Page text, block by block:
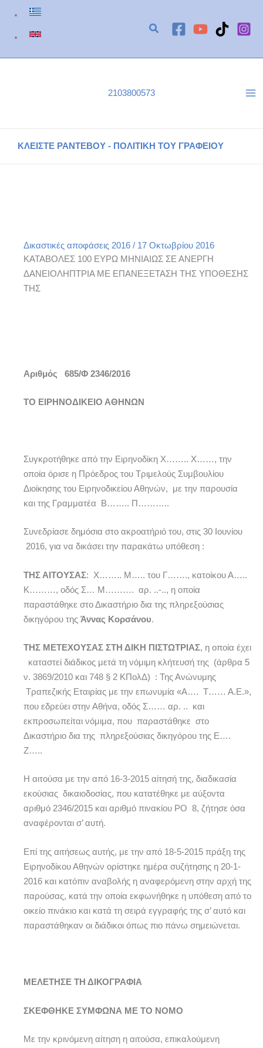
Μετάβαση
περιεχόμενο
2103800573
ΚΛΕΙΣΤΕ ΡΑΝΤΕΒΟΥ - ΠΟΛΙΤΙΚΗ ΤΟΥ ΓΡΑΦΕΙΟΥ
Δικαστικές αποφάσεις 2016 / 17 Οκτωβρίου 2016
ΚΑΤΑΒΟΛΕΣ 100 ΕΥΡΩ ΜΗΝΙΑΙΩΣ ΣΕ ΑΝΕΡΓΗ
ΔΑΝΕΙΟΛΗΠΤΡΙΑ ΜΕ ΕΠΑΝΕΞΕΤΑΣΗ ΤΗΣ ΥΠΟΘΕΣΗΣ
ΤΗΣ
Αριθμός 685/Φ 2346/2016
ΤΟ ΕΙΡΗΝΟΔΙΚΕΙΟ ΑΘΗΝΩΝ
Συγκροτήθηκε από την Ειρηνοδίκη Χ…….. Χ……, την
οποία όρισε η Πρόεδρος του Τριμελούς Συμβουλίου
Διοίκησης του Ειρηνοδικείου Αθηνών, με την παρουσία
και της Γραμματέα Β…….. Π………..
Συνεδρίασε δημόσια στο ακροατήριό του, στις 30 Ιουνίου
2016, για να δικάσει την παρακάτω υπόθεση :
ΤΗΣ ΑΙΤΟΥΣΑΣ: X…….. Μ….. του Γ……., κατοίκου Α…..
Κ………, οδός Σ… Μ………. αρ. ..-.., η οποία
παραστάθηκε στο Δικαστήριο δια της πληρεξούσιας
δικηγόρου της Άννας Κορσάνου.
ΤΗΣ ΜΕΤΕΧΟΥΣΑΣ ΣΤΗ ΔΙΚΗ ΠΙΣΤΩΤΡΙΑΣ, η οποία έχει
καταστεί διάδικος μετά τη νόμιμη κλήτευσή της (άρθρα 5
ν. 3869/2010 και 748 § 2 ΚΠολΔ) : Της Ανώνυμης
Τραπεζικής Εταιρίας με την επωνυμία «Α…. Τ…… Α.Ε.»,
που εδρεύει στην Αθήνα, οδός Σ…… αρ. .. και
εκπροσωπείται νόμιμα, που παραστάθηκε στο
Δικαστήριο δια της πληρεξούσιας δικηγόρου της Ε….
Ζ…..
Η αιτούσα με την από 16-3-2015 αίτησή της, διαδικασία
εκούσιας δικαιοδοσίας, που κατατέθηκε με αύξοντα
αριθμό 2346/2015 και αριθμό πινακίου ΡΟ 8, ζήτησε όσα
αναφέρονται σ’ αυτή.
Επί της αιτήσεως αυτής, με την από 18-5-2015 πράξη της
Ειρηνοδίκου Αθηνών ορίστηκε ημέρα συζήτησης η 20-1-
2016 και κατόπιν αναβολής η αναφερόμενη στην αρχή της
παρούσας, κατά την οποία εκφωνήθηκε η υπόθεση από το
οικείο πινάκιο και κατά τη σειρά εγγραφής της σ’ αυτό και
παραστάθηκαν οι διάδικοι όπως πιο πάνω σημειώνεται.
ΜΕΛΕΤΗΣΕ ΤΗ ΔΙΚΟΓΡΑΦΙΑ
ΣΚΕΦΘΗΚΕ ΣΥΜΦΩΝΑ ΜΕ ΤΟ ΝΟΜΟ
Με την κρινόμενη αίτηση η αιτούσα, επικαλούμενη